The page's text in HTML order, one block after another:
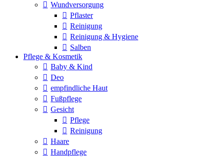
Wundversorgung
Pflaster
Reinigung
Reinigung & Hygiene
Salben
Pflege & Kosmetik
Baby & Kind
Deo
empfindliche Haut
Fußpflege
Gesicht
Pflege
Reinigung
Haare
Handpflege